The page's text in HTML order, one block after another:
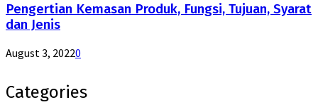
Pengertian Kemasan Produk, Fungsi, Tujuan, Syarat
dan Jenis
August 3, 20220
Categories